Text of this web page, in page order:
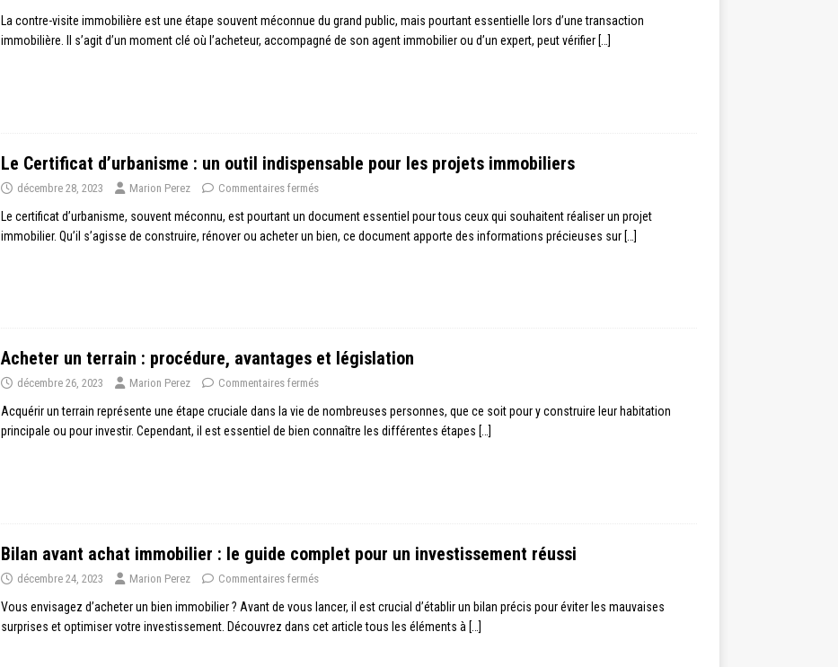
La contre-visite immobilière est une étape souvent méconnue du grand public, mais pourtant essentielle lors d’une transaction
immobilière. Il s’agit d’un moment clé où l’acheteur, accompagné de son agent immobilier ou d’un expert, peut vérifier […]
Le Certificat d’urbanisme : un outil indispensable pour les projets immobiliers
décembre 28, 2023 Marion Perez Commentaires fermés
Le certificat d’urbanisme, souvent méconnu, est pourtant un document essentiel pour tous ceux qui souhaitent réaliser un projet
immobilier. Qu’il s’agisse de construire, rénover ou acheter un bien, ce document apporte des informations précieuses sur […]
Acheter un terrain : procédure, avantages et législation
décembre 26, 2023 Marion Perez Commentaires fermés
Acquérir un terrain représente une étape cruciale dans la vie de nombreuses personnes, que ce soit pour y construire leur habitation
principale ou pour investir. Cependant, il est essentiel de bien connaître les différentes étapes […]
Bilan avant achat immobilier : le guide complet pour un investissement réussi
décembre 24, 2023 Marion Perez Commentaires fermés
Vous envisagez d’acheter un bien immobilier ? Avant de vous lancer, il est crucial d’établir un bilan précis pour éviter les mauvaises
surprises et optimiser votre investissement. Découvrez dans cet article tous les éléments à […]